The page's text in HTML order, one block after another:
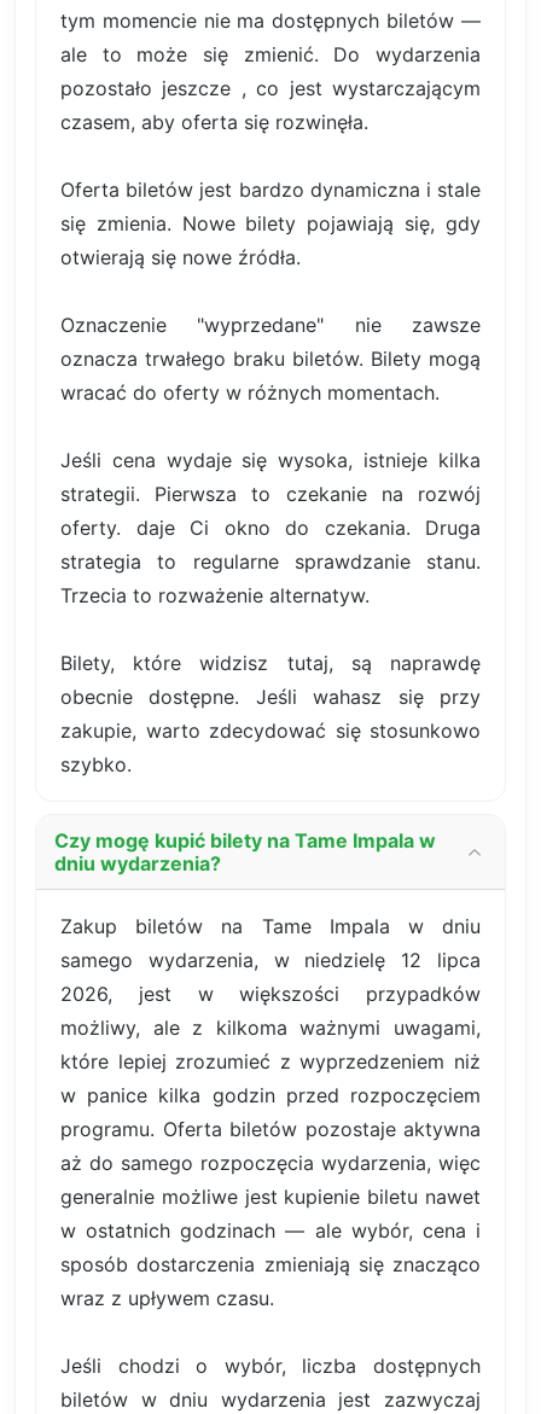
tym momencie nie ma dostępnych biletów —
ale to może się zmienić. Do wydarzenia
pozostało jeszcze , co jest wystarczającym
czasem, aby oferta się rozwinęła.
Oferta biletów jest bardzo dynamiczna i stale
się zmienia. Nowe bilety pojawiają się, gdy
otwierają się nowe źródła.
Oznaczenie "wyprzedane" nie zawsze
oznacza trwałego braku biletów. Bilety mogą
wracać do oferty w różnych momentach.
Jeśli cena wydaje się wysoka, istnieje kilka
strategii. Pierwsza to czekanie na rozwój
oferty. daje Ci okno do czekania. Druga
strategia to regularne sprawdzanie stanu.
Trzecia to rozważenie alternatyw.
Bilety, które widzisz tutaj, są naprawdę
obecnie dostępne. Jeśli wahasz się przy
zakupie, warto zdecydować się stosunkowo
szybko.
Czy mogę kupić bilety na Tame Impala w
dniu wydarzenia?
Zakup biletów na Tame Impala w dniu
samego wydarzenia, w niedzielę 12 lipca
2026, jest w większości przypadków
możliwy, ale z kilkoma ważnymi uwagami,
które lepiej zrozumieć z wyprzedzeniem niż
w panice kilka godzin przed rozpoczęciem
programu. Oferta biletów pozostaje aktywna
aż do samego rozpoczęcia wydarzenia, więc
generalnie możliwe jest kupienie biletu nawet
w ostatnich godzinach — ale wybór, cena i
sposób dostarczenia zmieniają się znacząco
wraz z upływem czasu.
Jeśli chodzi o wybór, liczba dostępnych
biletów w dniu wydarzenia jest zazwyczaj